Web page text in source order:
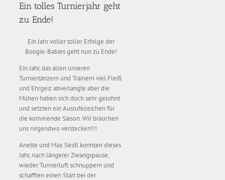
Ein tolles Turnierjahr geht
zu Ende!
Ein Jahr voller toller Erfolge der
Boogie-Babies geht nun zu Ende!
Ein Jahr, das allen unseren
Turniertänzern und Trainern viel Fleiß
und Ehrgeiz abverlangte aber die
Mühen haben sich doch sehr gelohnt
und setzten ein Ausrufezeichen für
die kommende Saison. Wir brauchen
uns nirgendwo verstecken!!!
Anette und Max Seidl konnten dieses
Jahr, nach längerer Zwangspause,
wieder Turnierluft schnuppern und
schafften einen Start bei der